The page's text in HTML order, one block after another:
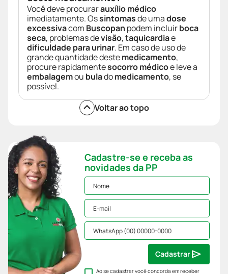
Você deve procurarauxílio médico
imediatamente. Ossintomasde umadose
excessivacom Buscopan podem incluirboca
seca, problemas devisão,taquicardiae
dificuldade para urinar. Em caso de uso de
grande quantidade destemedicamento,
procure rapidamentesocorro médicoe leve a
embalagemou buladomedicamento, se
possível.
Voltar ao topo
Cadastre-se e receba as
novidades da PP
Ao se cadastrar você concorda em receber
Cadastrar